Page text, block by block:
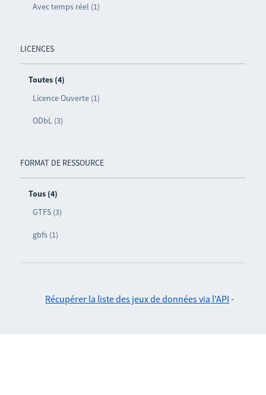
Avec temps réel (1)
LICENCES
Toutes (4)
Licence Ouverte (1)
ODbL (3)
FORMAT DE RESSOURCE
Tous (4)
GTFS (3)
gbfs (1)
Récupérer la liste des jeux de données via l'API -